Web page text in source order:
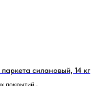
силановый, 14 кг
покрытий